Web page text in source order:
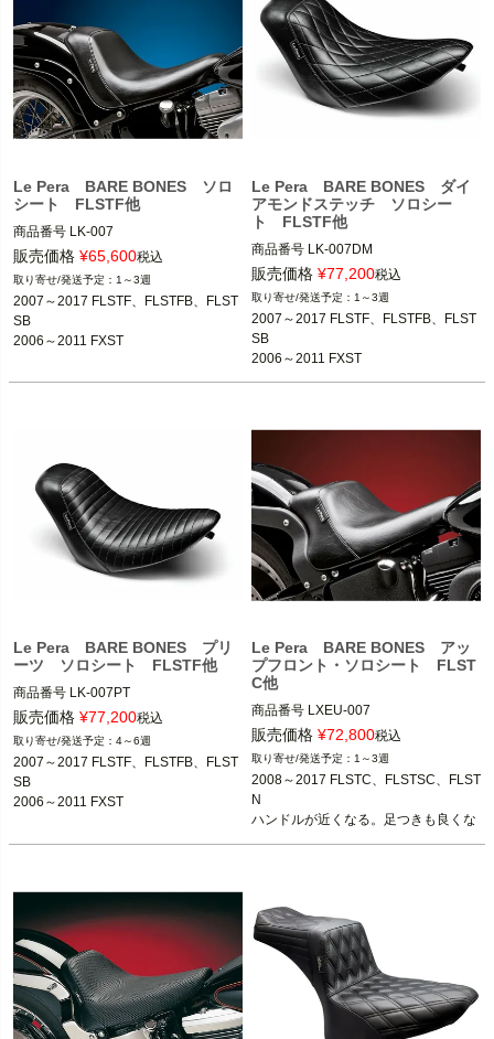
Le Pera BARE BONES ソロ
シート FLSTF他
商品番号 LK-007
D型番：0802-0328,メーカー型番：LK
-007,B型番：497423
2006～2011 FXST ※FXSTDは除く。
2007～2017 FLSTF、FLSTFB、FLST
SB
販売価格 ¥65,600税込
1～3週
2007～2017 FLSTF、FLSTFB、FLST
SB
2006～2011 FXST
Le Pera BARE BONES ダイ
アモンドステッチ ソロシー
ト FLSTF他
商品番号 LK-007DM
D型番：0802-0814,メーカー型番：LK
-007DM
2007～2017 FLSTF、FLSTFB、FLST
SB
2006～2011 FXST
販売価格 ¥77,200税込
1～3週
2007～2017 FLSTF、FLSTFB、FLST
SB
2006～2011 FXST
Le Pera BARE BONES プリ
ーツ ソロシート FLSTF他
商品番号 LK-007PT
D型番：0802-0818,メーカー型番：LK
-007PT
2007～2017 FLSTF、FLSTFB、FLST
販売価格 ¥77,200税込
4～6週
2007～2017 FLSTF、FLSTFB、FLST
SB
2006～2011 FXST
Le Pera BARE BONES アッ
プフロント・ソロシート FLST
C他
商品番号 LXEU-007
D型番:0802-0604,メーカー型番：LXE
U-007
2008～2017 FLSTC、FLSTSC、FLST
Le Pera(ラペラ)
販売価格 ¥72,800税込
1～3週
2008～2017 FLSTC、FLSTSC、FLST
N
ハンドルが近くなる。足つきも良くな